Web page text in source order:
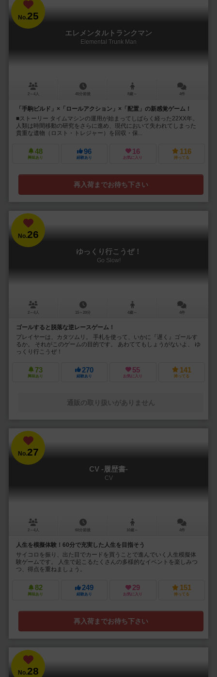
No.25
エレメンタルトランクマン
Elemental Trunk Man
2～4人 45分前後 8歳～ 4件
「手駒ビルド」×「ロールアクション」×「配置」の新感覚ゲーム！
■ストーリー タイムマシンの運用が始まってしばらく経った22XX年。
人類は時間移動の研究をさらに進め、現代において失われてしまった
貴重な遺物（ロスト・トレジャー）を回収・保...
48
興味あり
96
経験あり
16
お気に入り
116
持ってる
再入荷までお待ち下さい
No.26
ゆっくり行こうぜ！
Go Slow!
2～4人 15～20分 4歳～ 4件
ゴールすると脱落な逆レースゲーム！
プレイヤーは、カタツムリ。 手札を使って、いかに『遅く』ゴールす
るか。 それがこのゲームの目的です。 あわててもしょうがないよ、 ゆ
っくり行こうぜ！
73
興味あり
270
経験あり
55
お気に入り
141
持ってる
通販の取り扱いがありません
No.27
CV -履歴書-
CV
2～4人 60分前後 10歳～ 4件
人生を模擬体験！60分で充実した人生を目指そう
サイコロを振り、出た目でカードを買うことで進んでいく人生模擬体
験ゲームです。 人生で起こるたくさんの多様的なイベントを楽しみつ
つ、得点を重ねましょう。
82
興味あり
249
経験あり
29
お気に入り
151
持ってる
再入荷までお待ち下さい
No.28